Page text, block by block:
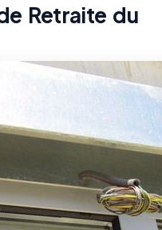
Retraite du